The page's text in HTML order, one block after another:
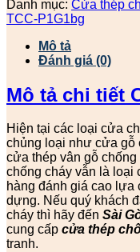
Danh mục: Cửa thép
TCC-P1G1bg
Mô tả
Đánh giá (0)
Mô tả chi tiết
Hiện tại các loại cửa
chủng loại như cửa gỗ
cửa thép vân gỗ
chống cháy vẫn là loại
hàng đánh giá cao lựa
dựng. Nếu quý khách
cháy thì hãy đến Sài
cung cấp cửa thép
tranh.